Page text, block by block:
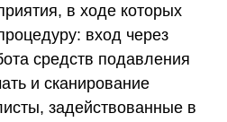
в ходе которых
вход через
средств подавления
и сканирование
задействованные в